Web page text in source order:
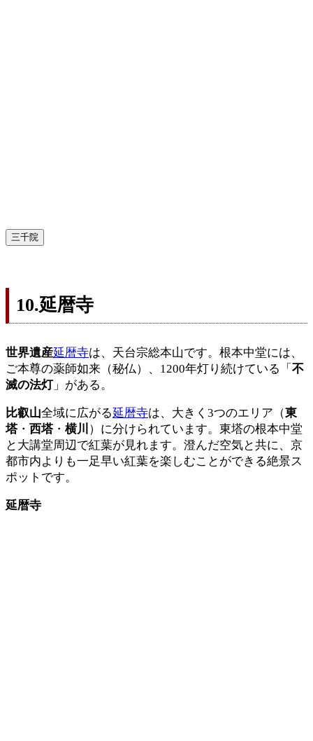
三千院
10.延暦寺
世界遺産延暦寺は、天台宗総本山です。根本中堂には、
ご本尊の薬師如来（秘仏）、1200年灯り続けている「 不
滅の法灯」がある。
比叡山全域に広がる延暦寺は、大きく3つのエリア（東
塔 ・ 西塔 ・ 横川 ）に分けられています。東塔の根本中堂
と大講堂周辺で紅葉が見れます。澄んだ空気と共に、京
都市内よりも一足早い紅葉を楽しむことができる絶景ス
ポットです。
延暦寺